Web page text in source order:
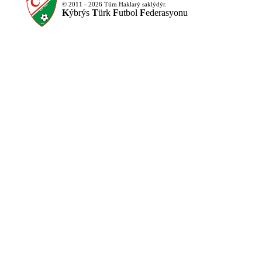
© 2011 - 2026 Tüm Haklarý saklýdýr.
Kýbrýs Türk Futbol Federasyonu